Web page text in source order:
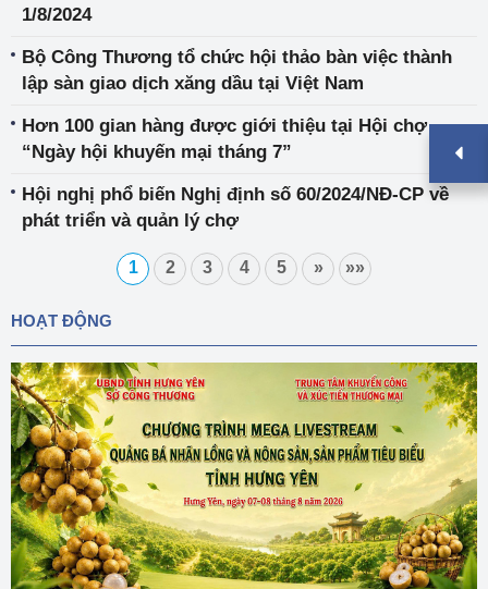
1/8/2024
Bộ Công Thương tổ chức hội thảo bàn việc thành
lập sàn giao dịch xăng dầu tại Việt Nam
Hơn 100 gian hàng được giới thiệu tại Hội chợ
“Ngày hội khuyến mại tháng 7”
Hội nghị phổ biến Nghị định số 60/2024/NĐ-CP về
phát triển và quản lý chợ
1 2 3 4 5 » »»
HOẠT ĐỘNG